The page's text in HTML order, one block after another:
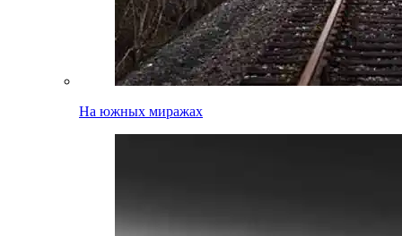
На южных миражах